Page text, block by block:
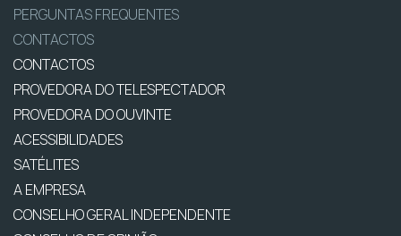
PERGUNTAS FREQUENTES
CONTACTOS
CONTACTOS
PROVEDORA DO TELESPECTADOR
PROVEDORA DO OUVINTE
ACESSIBILIDADES
SATÉLITES
A EMPRESA
CONSELHO GERAL INDEPENDENTE